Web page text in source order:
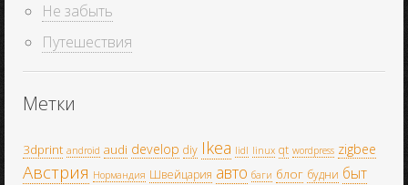
Не забыть
Путешествия
Метки
3dprint android audi develop diy Ikea lidl linux qt wordpress zigbee
Австрия Нормандия Швейцария авто баги блог будни быт